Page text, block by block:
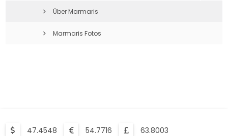
Über Marmaris
Marmaris Fotos
47.4548 54.7716 63.8003